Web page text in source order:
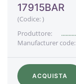
17915BAR
(Codice:)
Produttore:
Manufacturer code:
ACQUISTA